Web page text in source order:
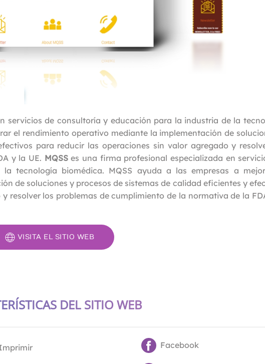
servicios de consultoría y educación para la industria de la
el rendimiento operativo mediante la implementación de
para reducir las operaciones sin valor agregado y
y la UE. MQSSes una firma profesional especializada en
tecnología biomédica. MQSS ayuda a las empresas a
de soluciones y procesos de sistemas de calidad eficientes y
resolver los problemas de cumplimiento de la normativa de la
VISITA EL SITIO WEB
DEL SITIO WEB
Facebook